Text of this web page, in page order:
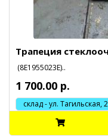
Трапеция
(8E1955023E)..
1 700.00 р.
склад - ул. Тагильская,